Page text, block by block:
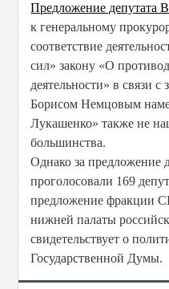
Предложение депутата
к генеральному
соответствие
сил» закону «О
деятельности» в связи
Борисом Немцовым
Лукашенко» также не
большинства.
Однако за предложение
проголосовали 169
предложение фракции
нижней палаты
свидетельствует о
Государственной Думы.